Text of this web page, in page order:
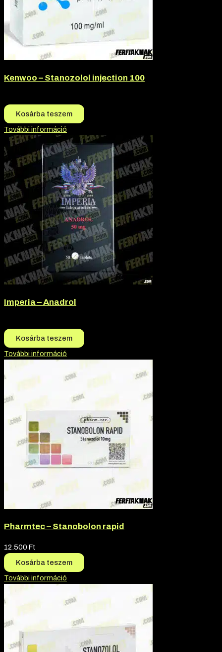
Kenwoo – Stanozolol injection 100
Kosárba teszem
További információ
Imperia – Anadrol
Kosárba teszem
További információ
Pharmtec – Stanobolon rapid
12.500 Ft
Kosárba teszem
További információ